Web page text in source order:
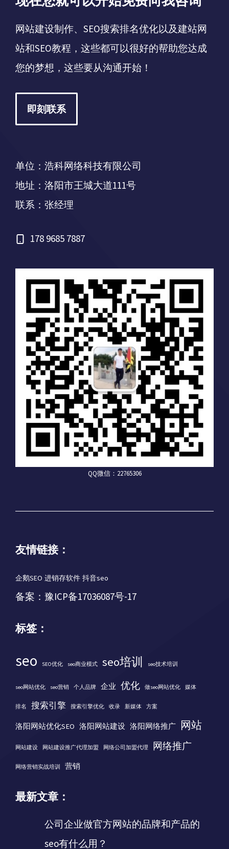
网站建设制作、SEO搜索排名优化以及建站网
站和SEO教程，这些都可以很好的帮助您达成
您的梦想，这些要从沟通开始！
即刻联系
单位：浩科网络科技有限公司
地址：洛阳市王城大道111号
联系：张经理
178 9685 7887
QQ微信：22765306
友情链接：
企鹅SEO 进销存软件 抖音seo
备案： 豫ICP备17036087号-17
标签：
seo SEO优化 seo商业模式 seo培训 seo技术培训
seo网站优化 seo营销 个人品牌 企业 优化 做seo网站优化 媒体
排名 搜索引擎 搜索引擎优化 收录 新媒体 方案
洛阳网站优化SEO 洛阳网站建设 洛阳网络推广 网站
网站建设 网站建设推广代理加盟 网络公司加盟代理 网络推广
网络营销实战培训 营销
最新文章：
公司企业做官方网站的品牌和产品的
seo有什么用？